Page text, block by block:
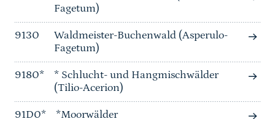
Fagetum)
9130
Waldmeister-Buchenwald (Asperulo-
Fagetum)
9180*
* Schlucht- und Hangmischwälder
(Tilio-Acerion)
91D0* *Moorwälder